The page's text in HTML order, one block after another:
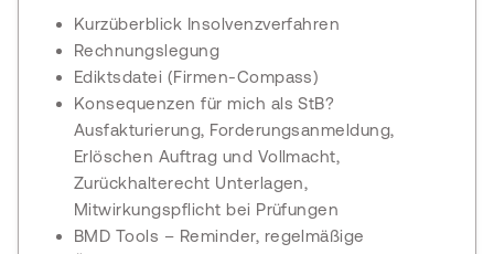
Kurzüberblick Insolvenzverfahren
Rechnungslegung
Ediktsdatei (Firmen-Compass)
Konsequenzen für mich als StB?
Ausfakturierung, Forderungsanmeldung,
Erlöschen Auftrag und Vollmacht,
Zurückhalterecht Unterlagen,
Mitwirkungspflicht bei Prüfungen
BMD Tools – Reminder, regelmäßige